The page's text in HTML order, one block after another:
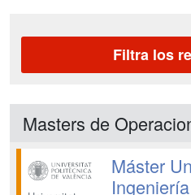
Filtra los
Masters de
Máster